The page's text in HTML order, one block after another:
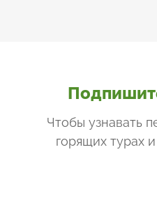
Чтобы узнавать
горящих турах